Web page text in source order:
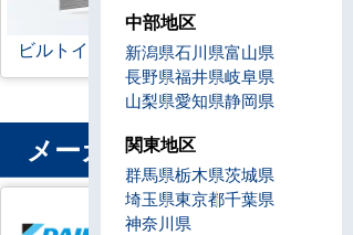
ビルトイン形 天井埋込ダクト
メーカー から業務用エア
中部地区
新潟県石川県富山県
長野県福井県岐阜県
山梨県愛知県静岡県
関東地区
群馬県栃木県茨城県
埼玉県東京都千葉県
神奈川県